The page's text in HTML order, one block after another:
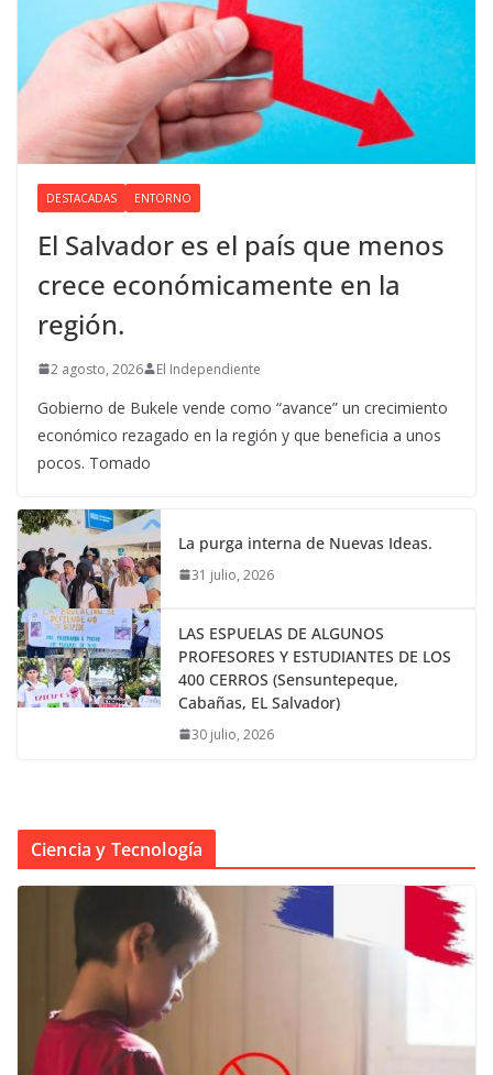
DESTACADAS ENTORNO
El Salvador es el país que menos
crece económicamente en la
región.
2 agosto, 2026 El Independiente
Gobierno de Bukele vende como “avance” un crecimiento
económico rezagado en la región y que beneficia a unos
pocos. Tomado
La purga interna de Nuevas Ideas.
31 julio, 2026
LAS ESPUELAS DE ALGUNOS
PROFESORES Y ESTUDIANTES DE LOS
400 CERROS (Sensuntepeque,
Cabañas, EL Salvador)
30 julio, 2026
Ciencia y Tecnología